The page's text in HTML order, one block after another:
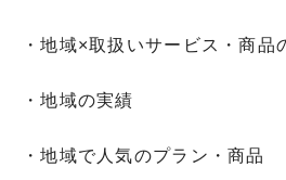
・地域×取扱いサービス・商品
・地域の実績
・地域で人気のプラン・商品